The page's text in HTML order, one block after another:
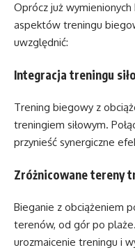
Oprócz już
aspektów treningu
uwzględnić:
Integracja treningu
Trening biegowy z
treningiem siłowym.
przynieść synergiczne
Zróżnicowane tereny
Bieganie z obciążeniem
terenów, od gór po
urozmaicenie treningu i